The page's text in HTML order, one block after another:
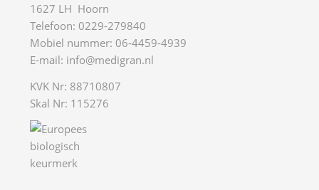
1627 LH Hoorn
Telefoon: 0229-279840
Mobiel nummer: 06-4459-4939
E-mail: info@medigran.nl
KVK Nr: 88710807
Skal Nr: 115276